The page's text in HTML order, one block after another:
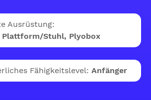
Ausrüstung:
Plattform/Stuhl, Plyobox
Fähigkeitslevel: Anfänger